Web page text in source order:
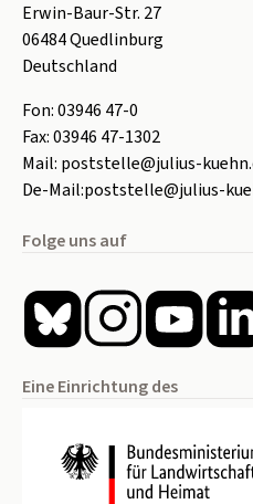
Erwin-Baur-Str. 27
06484Quedlinburg
Deutschland
Fon:03946 47-0
Fax:03946 47-1302
Mail: poststelle@julius-
De-Mail:poststelle@julius-
Folge uns auf
Eine Einrichtung des